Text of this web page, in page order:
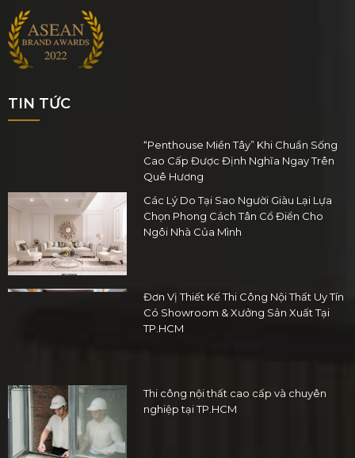
TIN TỨC
“Penthouse Miền Tây” Khi Chuẩn Sống
Cao Cấp Được Định Nghĩa Ngay Trên
Quê Hương
Các Lý Do Tại Sao Người Giàu Lại Lựa
Chọn Phong Cách Tân Cổ Điển Cho
Ngôi Nhà Của Mình
Đơn Vị Thiết Kế Thi Công Nội Thất Uy Tín
Có Showroom & Xưởng Sản Xuất Tại
TP.HCM
Thi công nội thất cao cấp và chuyên
nghiệp tại TP.HCM